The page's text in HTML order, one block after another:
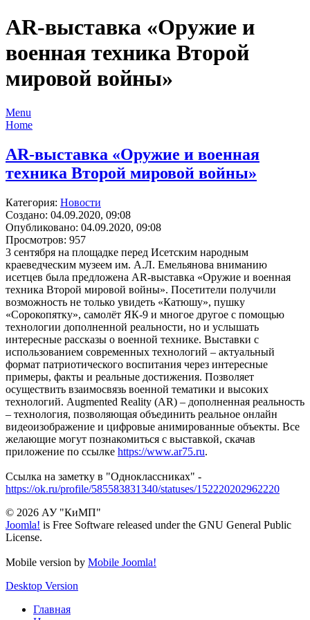
AR-выставка «Оружие и
военная техника Второй
мировой войны»
Menu
Home
AR-выставка «Оружие и военная
техника Второй мировой войны»
Категория: Новости
Создано: 04.09.2020, 09:08
Опубликовано: 04.09.2020, 09:08
Просмотров: 957
3 сентября на площадке перед Исетским народным
краеведческим музеем им. А.Л. Емельянова вниманию
исетцев была предложена AR-выставка «Оружие и военная
техника Второй мировой войны». Посетители получили
возможность не только увидеть «Катюшу», пушку
«Сорокопятку», самолёт ЯК-9 и многое другое с помощью
технологии дополненной реальности, но и услышать
интересные рассказы о военной технике. Выставки с
использованием современных технологий – актуальный
формат патриотического воспитания через интересные
примеры, факты и реальные достижения. Позволяет
осуществить взаимосвязь военной тематики и высоких
технологий. Augmented Reality (AR) – дополненная реальность
– технология, позволяющая объединить реальное онлайн
видеоизображение и цифровые анимированные объекты. Все
желающие могут познакомиться с выставкой, скачав
приложение по ссылке https://www.ar75.ru.
Ссылка на заметку в "Одноклассниках" -
https://ok.ru/profile/585583831340/statuses/152220202962220
© 2026 АУ "КиМП"
Joomla! is Free Software released under the GNU General Public
License.
Mobile version by Mobile Joomla!
Desktop Version
Главная